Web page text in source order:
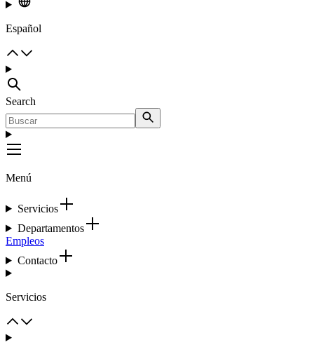
Español
Search
Menú
Servicios
Departamentos
Empleos
Contacto
Servicios